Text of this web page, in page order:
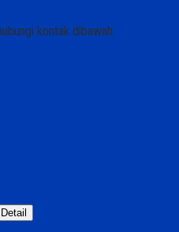
kontak dibawah: